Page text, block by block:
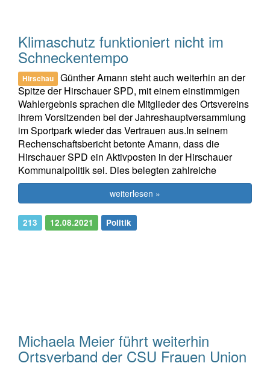
Klimaschutz funktioniert nicht im
Schneckentempo
Hirschau
Günther Amann steht auch weiterhin an der
Spitze der Hirschauer SPD, mit einem einstimmigen
Wahlergebnis sprachen die Mitglieder des Ortsvereins
ihrem Vorsitzenden bei der Jahreshauptversammlung
im Sportpark wieder das Vertrauen aus.In seinem
Rechenschaftsbericht betonte Amann, dass die
Hirschauer SPD ein Aktivposten in der Hirschauer
Kommunalpolitik sei. Dies belegten zahlreiche
weiterlesen »
213 12.08.2021 Politik
Michaela Meier führt weiterhin
Ortsverband der CSU Frauen Union